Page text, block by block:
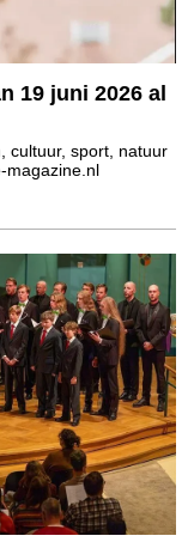
19 juni 2026 al
cultuur, sport, natuur
magazine.nl